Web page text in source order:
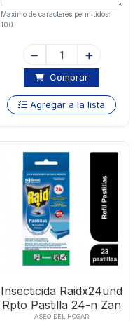
Maximo de caracteres permitidos:
100
Comprar
Agregar a la lista
Insecticida Raidx24und
Rpto Pastilla 24-n Zan
ASEO DEL HOGAR